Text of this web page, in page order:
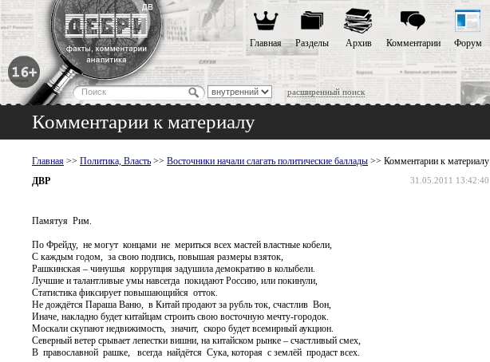
расширенный поиск
Главная Разделы Архив Комментарии Форум
Комментарии к материалу
Главная >> Политика, Власть >> Восточники начали слагать политические баллады >> Комментарии к материалу
31.05.2011 13:42:40
ДВР
Памятуя Рим.
По Фрейду, не могут концами не мериться всех мастей властные кобели,
С каждым годом, за свою подпись, повышая размеры взяток,
Рашкинская – чинушья коррупция задушила демократию в колыбели.
Лучшие и талантливые умы навсегда покидают Россию, или покинули,
Статистика фиксирует повышающийся отток.
Не дождётся Параша Ваню, в Китай продают за рубль ток, счастлив Вон,
Иначе, накладно будет китайцам строить свою восточную мечту-городок.
Москали скупают недвижимость, значит, скоро будет всемирный аукцион.
Северный ветер срывает лепестки вишни, на китайском рынке – счастливый смех,
В православной рашке, всегда найдётся Сука, которая с землёй продаст всех.